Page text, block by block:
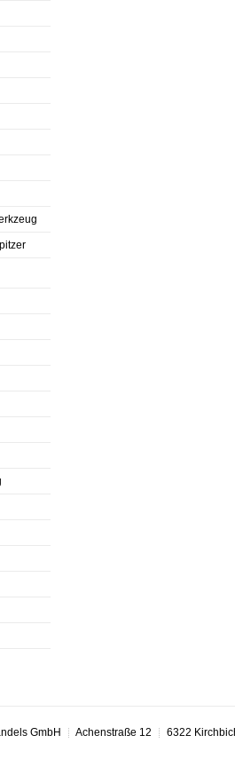
GmbH Achenstraße 12 6322